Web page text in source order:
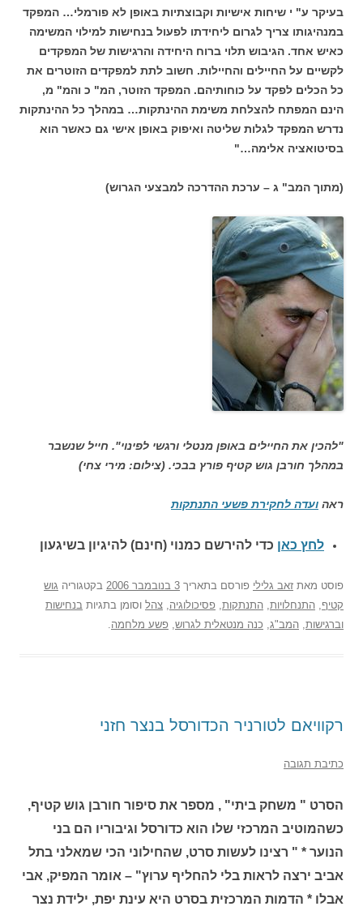
בעיקר ע" י שיחות אישיות וקבוצתיות באופן לא פורמלי… המפקד
במנהיגותו צריך לגרום ליחידתו לפעול בנחישות למילוי המשימה
כאיש אחד. הגיבוש תלוי ברוח היחידה והרגישות של המפקדים
לקשיים על החיילים והחיילות. חשוב לתת למפקדים הזוטרים את
כל הכלים לפקד על כוחותיהם. המפקד הזוטר, המ" כ והמ" מ,
הינם המפתח להצלחת משימת ההינתקות… במהלך כל ההינתקות
נדרש המפקד לגלות שליטה ואיפוק באופן אישי גם כאשר הוא
בסיטואציה אלימה…"
(מתוך המב" ג – ערכת ההדרכה למבצעי הגרוש)
"להכין את החיילים באופן מנטלי ורגשי לפינוי". חייל שנשבר
במהלך חורבן גוש קטיף פורץ בבכי. (צילום: מירי צחי)
ראה ועדה לחקירת פשעי התנתקות
לחץ כאן כדי להירשם כמנוי (חינם) להיגיון בשיגעון
פוסט מאת זאב גלילי פורסם בתאריך 3 בנובמבר 2006 בקטגוריה גוש
קטיף התנחלויות התנתקות פסיכולוגיה צהל וסומן בתגיות בנחישות
וברגישות המב"ג כנה מנטאלית לגרוש פשע מלחמה
רקוויאם לטורניר הכדורסל בנצר חזני
כתיבת תגובה
הסרט " משחק ביתי" , מספר את סיפור חורבן גוש קטיף,
כשהמוטיב המרכזי שלו הוא כדורסל וגיבוריו הם בני
הנוער * " רצינו לעשות סרט, שהחילוני הכי שמאלני בתל
אביב ירצה לראות בלי להחליף ערוץ" – אומר המפיק, אבי
אבלו * הדמות המרכזית בסרט היא עינת יפת, ילידת נצר